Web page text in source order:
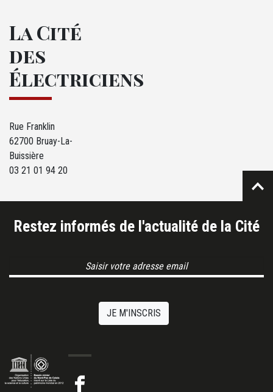
La Cité
des
Électriciens
Rue Franklin
62700 Bruay-La-
Buissière
03 21 01 94 20
Restez informés de l'actualité de la Cité
JE M'INSCRIS